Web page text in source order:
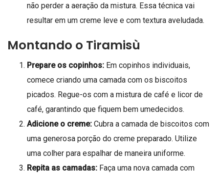
não perder a aeração da mistura. Essa técnica vai
resultar em um creme leve e com textura aveludada.
Montando o Tiramisù
Prepare os copinhos: Em copinhos individuais,
comece criando uma camada com os biscoitos
picados. Regue-os com a mistura de café e licor de
café, garantindo que fiquem bem umedecidos.
Adicione o creme: Cubra a camada de biscoitos com
uma generosa porção do creme preparado. Utilize
uma colher para espalhar de maneira uniforme.
Repita as camadas: Faça uma nova camada com